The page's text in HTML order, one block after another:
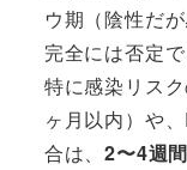
ウ期（陰性だ
完全には否定
特に感染リス
ヶ月以内）や
合は、2〜4週